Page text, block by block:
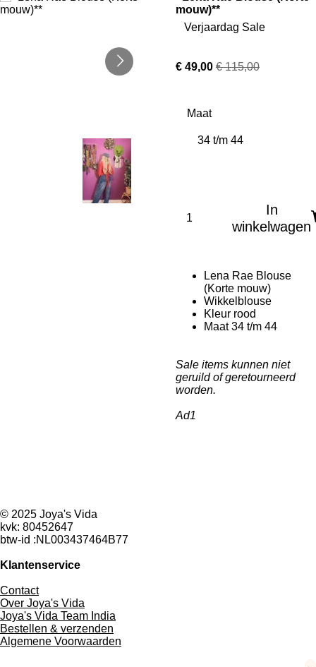
mouw)**
Verjaardag Sale
€ 49,00 € 115,00
Maat
In
winkelwagen
Lena Rae Blouse
(Korte mouw)
Wikkelblouse
Kleur rood
Maat 34 t/m 44
Sale items kunnen niet
geruild of geretourneerd
worden.
Ad1
s
t
a
r
m
a
t
s
p
© 2025 Joya's Vida
kvk: 80452647
btw-id :NL003437464B77
Klantenservice
Contact
Over Joya's Vida
Joya's Vida Team India
Bestellen & verzenden
Algemene Voorwaarden